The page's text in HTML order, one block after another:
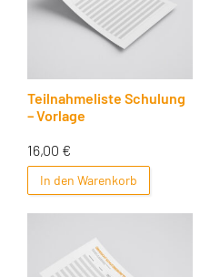
Teilnahmeliste Schulung
– Vorlage
16,00 €
In den Warenkorb